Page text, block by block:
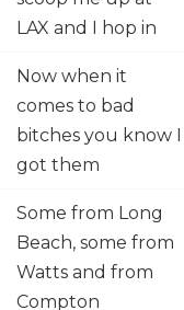
LAX and I hop in
Now when it
comes to bad
bitches you know I
got them
Some from Long
Beach, some from
Watts and from
Compton